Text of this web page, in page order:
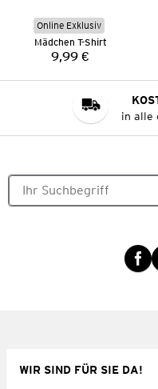
Online Exklusiv
Mädchen T-Shirt
Preis:
9,99 €
in alle
WIR SIND FÜR SIE DA!